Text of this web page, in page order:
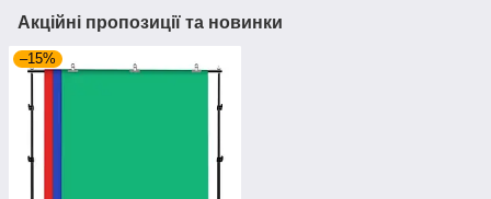
Акційні пропозиції та новинки
–15%